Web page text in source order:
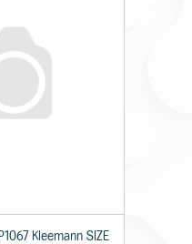
Kleemann SIZE